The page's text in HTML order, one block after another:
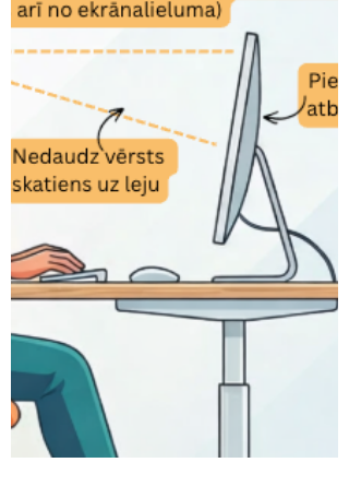
profesionālajām prasmēm? Psiholoģijā
dzīvesspēks (angļu val. resilience) tiek
skaidrots kā dinamisks adaptācijas process,
kas ļauj cilvēkam saglabāt funkcionēšanu,
atjaunot